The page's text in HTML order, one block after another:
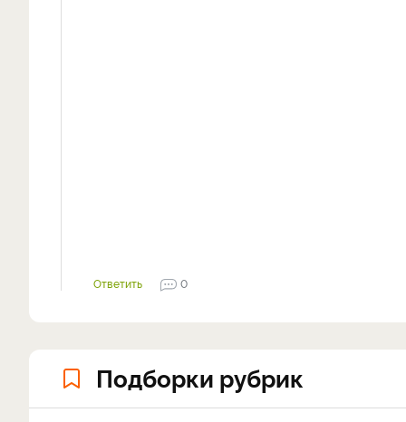
Ответить 0
Подборки рубрик